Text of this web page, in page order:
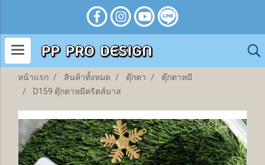
หน้าแรก สินค้าทั้งหมด ตุ๊กตา
ตุ๊กตาหมี
D159 ตุ๊กตาหมีคริตส์มาส